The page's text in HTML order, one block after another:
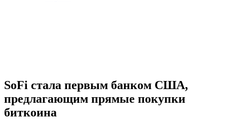
SoFi стала первым банком США,
предлагающим прямые покупки
биткоина